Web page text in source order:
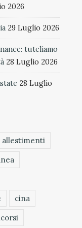
2026
29 Luglio 2026
tuteliamo
28 Luglio 2026
28 Luglio
allestimenti
cina